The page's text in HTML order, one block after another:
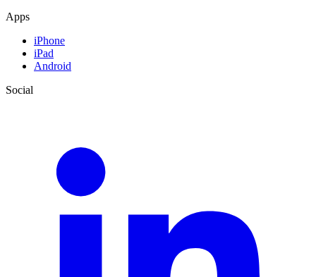
Apps
iPhone
iPad
Android
Social